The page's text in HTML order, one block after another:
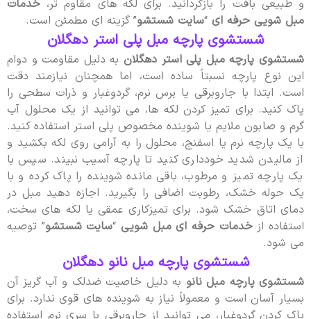
و طبیعی بافت را بازگردانید. برای لکه های مقاوم تر، خدمات
مبل شویی حرفه ای“ سایت شستشو” گزینه ای مطمئن است.
شستشوی پارچه مبل پلی‌ استر دهگلان
شستشوی پارچه مبل پلی استر دهگلانبه دلیل مقاومت و دوام
این نوع پارچه نسبتاً ساده است، اما همچنان نیازمند دقت
است. ابتدا با جاروبرقی یا برس نرم، گردوغبار و ذرات سطحی را
پاک کنید. برای تمیز کردن لکه ها، می توانید از یک محلول آب
گرم و صابون ملایم یا شوینده مخصوص پلی استر استفاده کنید.
با یک پارچه نرم یا اسفنج، محلول را به آرامی روی لکه بکشید و
از مالیدن شدید خودداری کنید تا پارچه آسیب نبیند. سپس با
یک پارچه تمیز و مرطوب، باقی مانده شوینده را پاک کرده و با
یک حوله خشک، رطوبت اضافی را بگیرید. اجازه دهید مبل در
دمای اتاق خشک شود. برای تمیزکاری عمقی یا لکه های سخت،
استفاده از خدمات حرفه ای مبل شویی“ سایت شستشو” توصیه
می شود.
شستشوی پارچه مبل نانو دهگلان
شستشوی پارچه مبل نانوبه دلیل خاصیت ضدلک و آب گریز آن
بسیار آسان است و معمولاً نیاز به شوینده های قوی ندارد. برای
پاک کردن گردوغبار، می توانید از جاروبرقی با سری نرم استفاده